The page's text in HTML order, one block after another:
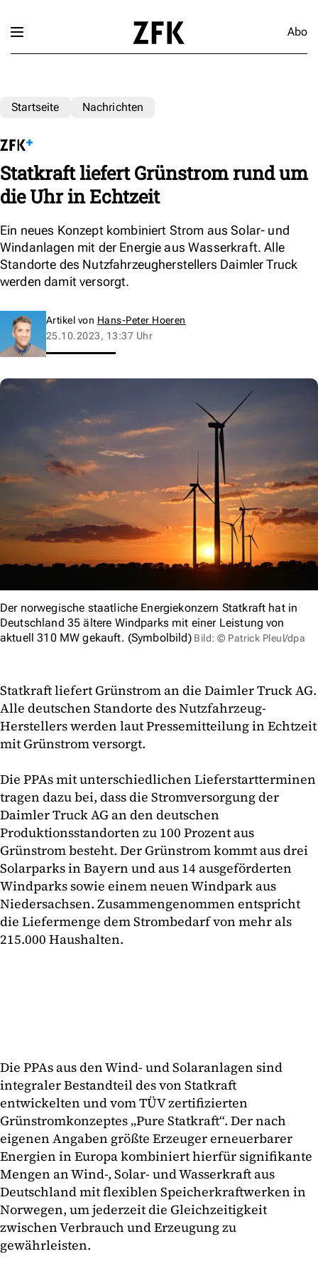
Abo
Startseite Nachrichten
Statkraft liefert Grünstrom rund um
die Uhr in Echtzeit
Ein neues Konzept kombiniert Strom aus Solar- und
Windanlagen mit der Energie aus Wasserkraft. Alle
Standorte des Nutzfahrzeugherstellers Daimler Truck
werden damit versorgt.
Artikel von Hans-Peter Hoeren
25.10.2023, 13:37 Uhr
Der norwegische staatliche Energiekonzern Statkraft hat in
Deutschland 35 ältere Windparks mit einer Leistung von
aktuell 310 MW gekauft. (Symbolbild) Bild: © Patrick Pleul/dpa
Statkraft liefert Grünstrom an die Daimler Truck AG.
Alle deutschen Standorte des Nutzfahrzeug-
Herstellers werden laut Pressemitteilung in Echtzeit
mit Grünstrom versorgt.
Die PPAs mit unterschiedlichen Lieferstartterminen
tragen dazu bei, dass die Stromversorgung der
Daimler Truck AG an den deutschen
Produktionsstandorten zu 100 Prozent aus
Grünstrom besteht. Der Grünstrom kommt aus drei
Solarparks in Bayern und aus 14 ausgeförderten
Windparks sowie einem neuen Windpark aus
Niedersachsen. Zusammengenommen entspricht
die Liefermenge dem Strombedarf von mehr als
215.000 Haushalten.
Die PPAs aus den Wind- und Solaranlagen sind
integraler Bestandteil des von Statkraft
entwickelten und vom TÜV zertifizierten
Grünstromkonzeptes „Pure Statkraft“. Der nach
eigenen Angaben größte Erzeuger erneuerbarer
Energien in Europa kombiniert hierfür signifikante
Mengen an Wind-, Solar- und Wasserkraft aus
Deutschland mit flexiblen Speicherkraftwerken in
Norwegen, um jederzeit die Gleichzeitigkeit
zwischen Verbrauch und Erzeugung zu
gewährleisten.